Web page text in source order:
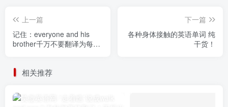
上一篇
记住：everyone and his
brother千万不要翻译为每个
下一篇
各种身体接触的英语单词 纯
干货！
相关推荐